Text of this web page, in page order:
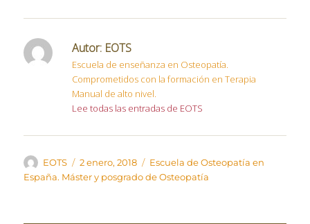
Autor: EOTS
Escuela de enseñanza en Osteopatía.
Comprometidos con la formación en Terapia
Manual de alto nivel.
Lee todas las entradas de EOTS
Autor
EOTS
Publicado
el
2 enero, 2018 Categorías
Escuela de Osteopatía en
España. Máster y posgrado de Osteopatía